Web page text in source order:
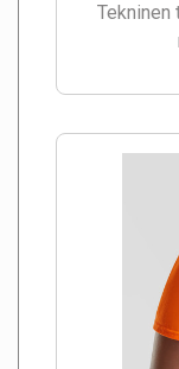
Tekninen